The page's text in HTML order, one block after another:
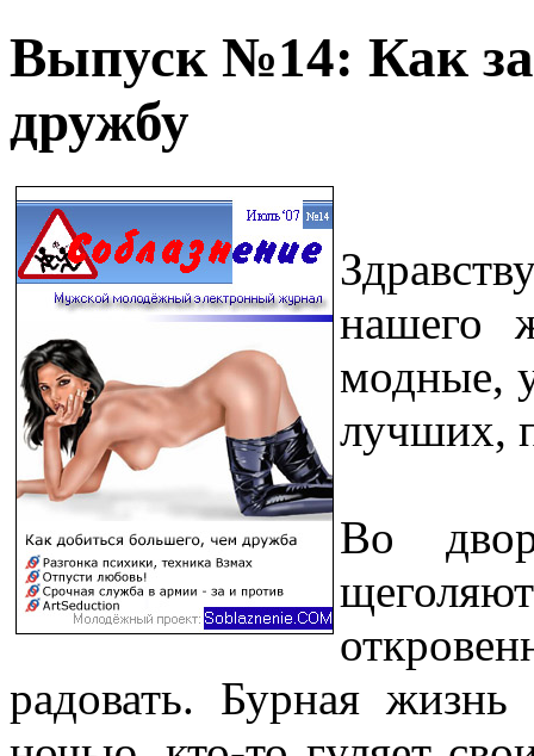
Выпуск №14: Как
дружбу
нашего
модные,
лучших,
Во
радовать. Бурная